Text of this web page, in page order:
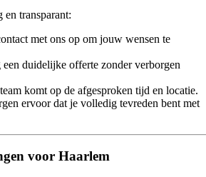
en transparant:
met ons op om jouw wensen te
een duidelijke offerte zonder verborgen
komt op de afgesproken tijd en locatie.
ervoor dat je volledig tevreden bent met
voor Haarlem